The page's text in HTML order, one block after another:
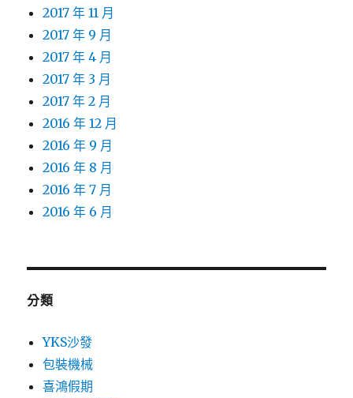
2017 年 11 月
2017 年 9 月
2017 年 4 月
2017 年 3 月
2017 年 2 月
2016 年 12 月
2016 年 9 月
2016 年 8 月
2016 年 7 月
2016 年 6 月
分類
YKS沙發
包裝機械
喜鴻假期